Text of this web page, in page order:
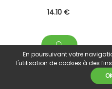
14.10 €
En poursuivant votre
l'utilisation de cookies à des